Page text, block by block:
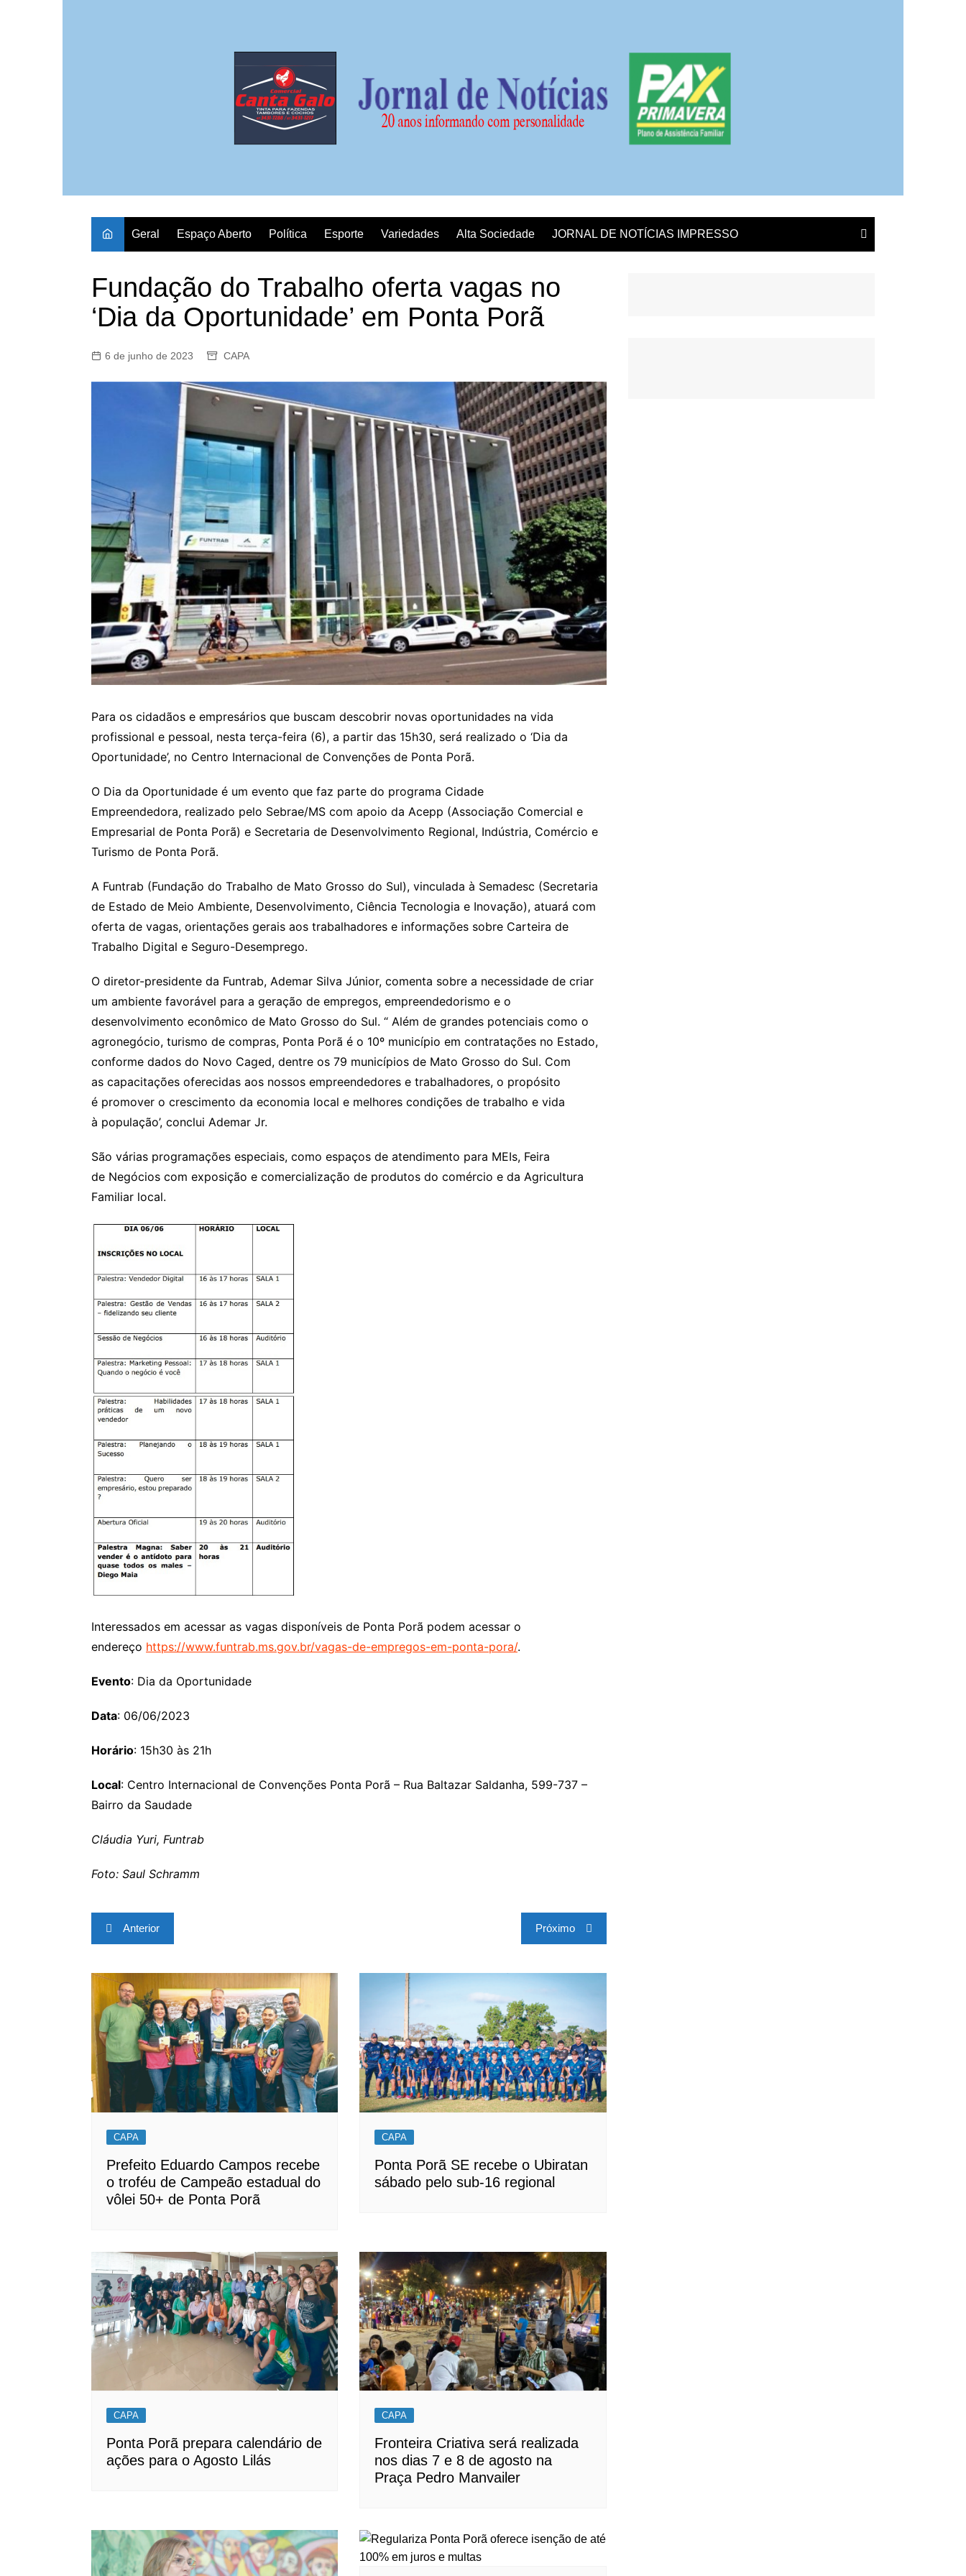
Geral Espaço Aberto Política Esporte Variedades Alta Sociedade JORNAL DE NOTÍCIAS IMPRESSO
Fundação do Trabalho oferta vagas no
‘Dia da Oportunidade’ em Ponta Porã
6 de junho de 2023 CAPA
Para os cidadãos e empresários que buscam descobrir novas oportunidades na vida
profissional e pessoal, nesta terça-feira (6), a partir das 15h30, será realizado o ‘Dia da
Oportunidade’, no Centro Internacional de Convenções de Ponta Porã.
O Dia da Oportunidade é um evento que faz parte do programa Cidade
Empreendedora, realizado pelo Sebrae/MS com apoio da Acepp (Associação Comercial e
Empresarial de Ponta Porã) e Secretaria de Desenvolvimento Regional, Indústria, Comércio e
Turismo de Ponta Porã.
A Funtrab (Fundação do Trabalho de Mato Grosso do Sul), vinculada à Semadesc (Secretaria
de Estado de Meio Ambiente, Desenvolvimento, Ciência Tecnologia e Inovação), atuará com
oferta de vagas, orientações gerais aos trabalhadores e informações sobre Carteira de
Trabalho Digital e Seguro-Desemprego.
O diretor-presidente da Funtrab, Ademar Silva Júnior, comenta sobre a necessidade de criar
um ambiente favorável para a geração de empregos, empreendedorismo e o
desenvolvimento econômico de Mato Grosso do Sul. “ Além de grandes potenciais como o
agronegócio, turismo de compras, Ponta Porã é o 10º município em contratações no Estado,
conforme dados do Novo Caged, dentre os 79 municípios de Mato Grosso do Sul. Com
as capacitações oferecidas aos nossos empreendedores e trabalhadores, o propósito
é promover o crescimento da economia local e melhores condições de trabalho e vida
à população’, conclui Ademar Jr.
São várias programações especiais, como espaços de atendimento para MEIs, Feira
de Negócios com exposição e comercialização de produtos do comércio e da Agricultura
Familiar local.
Interessados em acessar as vagas disponíveis de Ponta Porã podem acessar o
endereço https://www.funtrab.ms.gov.br/vagas-de-empregos-em-ponta-pora/.
Evento: Dia da Oportunidade
Data: 06/06/2023
Horário: 15h30 às 21h
Local: Centro Internacional de Convenções Ponta Porã – Rua Baltazar Saldanha, 599-737 –
Bairro da Saudade
Cláudia Yuri, Funtrab
Foto: Saul Schramm
Navegação
de
Post
Anterior Próximo
CAPA
Prefeito Eduardo Campos recebe
o troféu de Campeão estadual do
vôlei 50+ de Ponta Porã
CAPA
Ponta Porã SE recebe o Ubiratan
sábado pelo sub-16 regional
CAPA
Ponta Porã prepara calendário de
ações para o Agosto Lilás
CAPA
Fronteira Criativa será realizada
nos dias 7 e 8 de agosto na
Praça Pedro Manvailer